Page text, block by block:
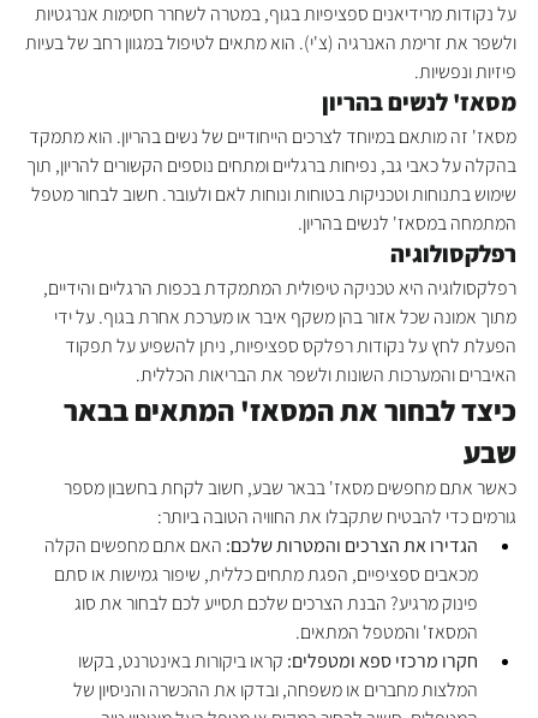
על נקודות מרידיאנים ספציפיות בגוף, במטרה לשחרר חסימות אנרגטיות
ולשפר את זרימת האנרגיה (צ'י). הוא מתאים לטיפול במגוון רחב של בעיות
פיזיות ונפשיות.
מסאז' לנשים בהריון
מסאז' זה מותאם במיוחד לצרכים הייחודיים של נשים בהריון. הוא מתמקד
בהקלה על כאבי גב, נפיחות ברגליים ומתחים נוספים הקשורים להריון, תוך
שימוש בתנוחות וטכניקות בטוחות ונוחות לאם ולעובר. חשוב לבחור מטפל
המתמחה במסאז' לנשים בהריון.
רפלקסולוגיה
רפלקסולוגיה היא טכניקה טיפולית המתמקדת בכפות הרגליים והידיים,
מתוך אמונה שכל אזור בהן משקף איבר או מערכת אחרת בגוף. על ידי
הפעלת לחץ על נקודות רפלקס ספציפיות, ניתן להשפיע על תפקוד
האיברים והמערכות השונות ולשפר את הבריאות הכללית.
כיצד לבחור את המסאז' המתאים בבאר
שבע
כאשר אתם מחפשים מסאז' בבאר שבע, חשוב לקחת בחשבון מספר
גורמים כדי להבטיח שתקבלו את החוויה הטובה ביותר:
הגדירו את הצרכים והמטרות שלכם: האם אתם מחפשים הקלה
מכאבים ספציפיים, הפגת מתחים כללית, שיפור גמישות או סתם
פינוק מרגיע? הבנת הצרכים שלכם תסייע לכם לבחור את סוג
המסאז' והמטפל המתאים.
חקרו מרכזי ספא ומטפלים: קראו ביקורות באינטרנט, בקשו
המלצות מחברים או משפחה, ובדקו את ההכשרה והניסיון של